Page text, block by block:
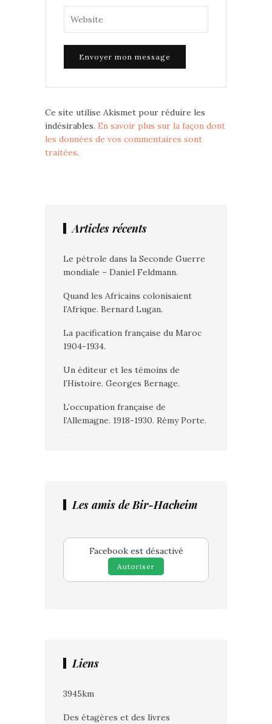
Ce site utilise Akismet pour réduire les
indésirables. En savoir plus sur la façon dont
les données de vos commentaires sont
traitées.
Articles récents
Le pétrole dans la Seconde Guerre
mondiale – Daniel Feldmann.
Quand les Africains colonisaient
l’Afrique. Bernard Lugan.
La pacification française du Maroc
1904-1934.
Un éditeur et les témoins de
l’Histoire. Georges Bernage.
L’occupation française de
l’Allemagne. 1918-1930. Rémy Porte.
Les amis de Bir-Hacheim
Facebook est désactivé
Autoriser
Liens
3945km
Des étagères et des livres